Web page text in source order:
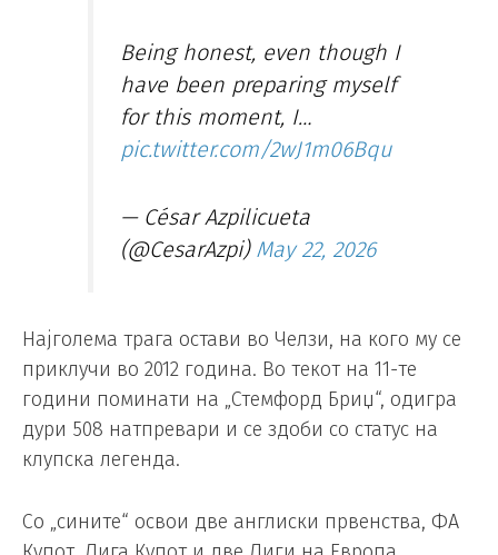
Being honest, even though I
have been preparing myself
for this moment, I…
pic.twitter.com/2wJ1m06Bqu
— César Azpilicueta
(@CesarAzpi) May 22, 2026
Најголема трага остави во Челзи, на кого му се
приклучи во 2012 година. Во текот на 11-те
години поминати на „Стемфорд Бриџ“, одигра
дури 508 натпревари и се здоби со статус на
клупска легенда.
Со „сините“ освои две англиски првенства, ФА